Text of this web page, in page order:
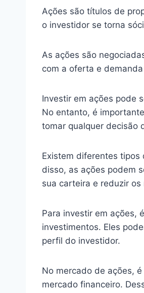
Ações são títulos de
o investidor se torna
As ações são
com a oferta e
Investir em ações pode
No entanto, é
tomar qualquer decisão
Existem diferentes tipos
disso, as ações podem
sua carteira e reduzir os
Para investir em ações,
investimentos. Eles
perfil do investidor.
No mercado de ações,
mercado financeiro.